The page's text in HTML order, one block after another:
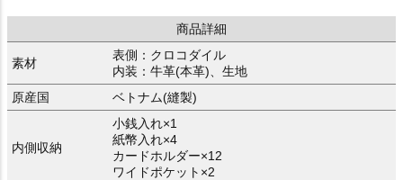
商品詳細
素材
表側：クロコダイル
内装：牛革(本革)、生地
原産国
ベトナム(縫製)
内側収納
小銭入れ×1
紙幣入れ×4
カードホルダー×12
ワイドポケット×2